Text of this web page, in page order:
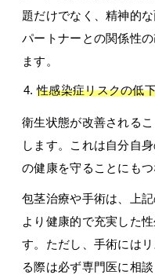
題だけでなく、精神的
パートナーとの関係性
ます。
性感染症リスクの低
衛生状態が改善される
します。これは自分自
の健康を守ることにもつ
包茎治療や手術は、上
より健康的で充実した
す。ただし、手術には
る際は必ず専門医に相